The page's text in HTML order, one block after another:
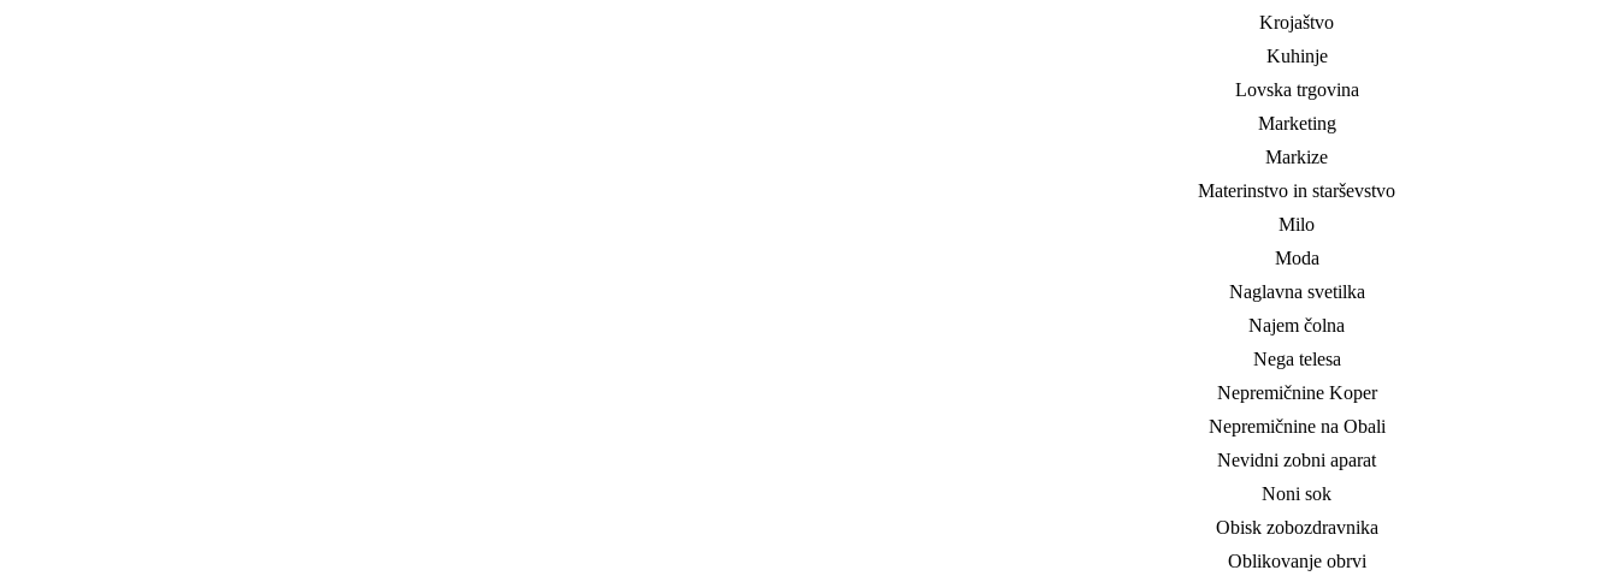
Krojaštvo
Kuhinje
Lovska trgovina
Marketing
Markize
Materinstvo in starševstvo
Milo
Moda
Naglavna svetilka
Najem čolna
Nega telesa
Nepremičnine Koper
Nepremičnine na Obali
Nevidni zobni aparat
Noni sok
Obisk zobozdravnika
Oblikovanje obrvi